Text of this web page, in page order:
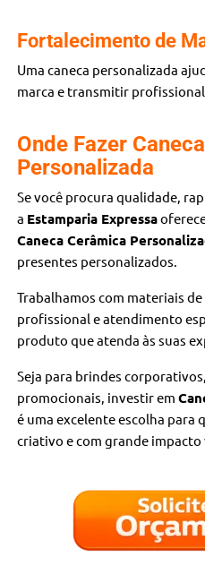
Fortalecimento de
Uma caneca personalizada
marca e transmitir
Onde Fazer
Personalizada
Se você procura qualidade,
a Estamparia Expressa
Caneca Cerâmica
presentes personalizados.
Trabalhamos com materiais
profissional e atendimento
produto que atenda às suas
Seja para brindes
promocionais, investir em
é uma excelente escolha
criativo e com grande impacto